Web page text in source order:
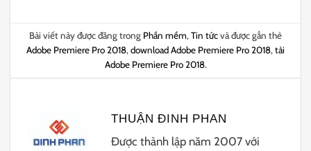
Bài viết này được đăng trong Phần mềm, Tin tứcvà được gắn thẻ
Adobe Premiere Pro 2018, download Adobe Premiere Pro 2018, tải
Adobe Premiere Pro 2018.
THUẬN ĐINH PHAN
Được thành lập năm 2007 với